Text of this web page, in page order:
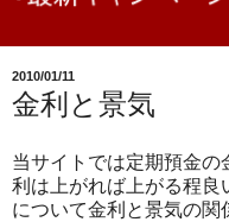
2010/01/11
金利と景気
当サイトでは定期預金の
利は上がれば上がる程良
について金利と景気の関